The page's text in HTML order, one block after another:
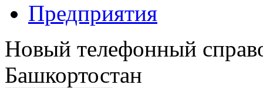
Предприятия
Новый телефонный
Башкортостан